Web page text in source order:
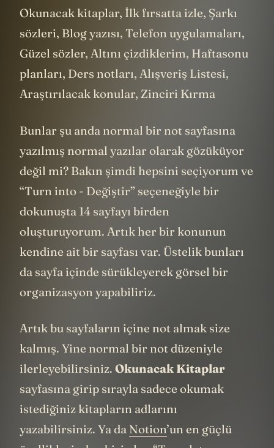
Okunacak kitaplar, İlk fırsatta izle, Şarkı
sözleri, Blog yazısı, Telefon uygulamaları,
Güzel sözler, Altını çizdiklerim, Haftasonu
planları, Ders notları, Alışveriş Listesi,
Araştırılacak konular, Zinciri Kırma
Bunlar şu anda normal bir not sayfasına
yazılmış normal yazılar olarak gözüküyor
değil mi? Bakın şimdi hepsini seçiyorum ve
“Turn into - Değiştir” seçeneğiyle bir
dokunuşta 14 sayfayı birden
oluşturuyorum. Artık her bir konunun
kendine ait bir sayfası var. Üstelik bunları
da sayfa içinde sürükleyerek görsel bir
organizasyon yapabiliriz.
Artık bu sayfaların içine not almak size
kalmış. Yine normal bir not düzeniyle
ilerleyebilirsiniz. Okunacak Kitaplar
sayfasına girip sırayla sadece okumak
istediğiniz kitapların adlarını
yazabilirsiniz. Ya da Notion’un en güçlü